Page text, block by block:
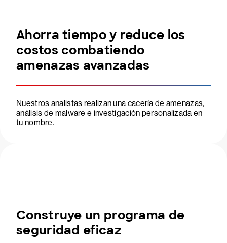
Ahorra tiempo y reduce los
costos combatiendo
amenazas avanzadas
Nuestros analistas realizan una cacería de amenazas,
análisis de malware e investigación personalizada en
tu nombre.
Construye un programa de
seguridad eficaz